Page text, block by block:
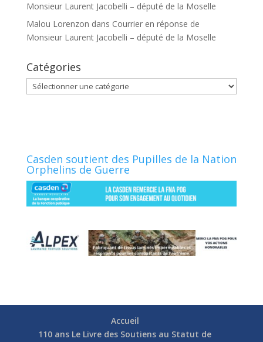
Monsieur Laurent Jacobelli – député de la Moselle
Malou Lorenzon dans Courrier en réponse de
Monsieur Laurent Jacobelli – député de la Moselle
Catégories
Catégories
Casden soutient des Pupilles de la Nation
Orphelins de Guerre
Accueil
110 ans Le Livre des Soutiens au Statut de